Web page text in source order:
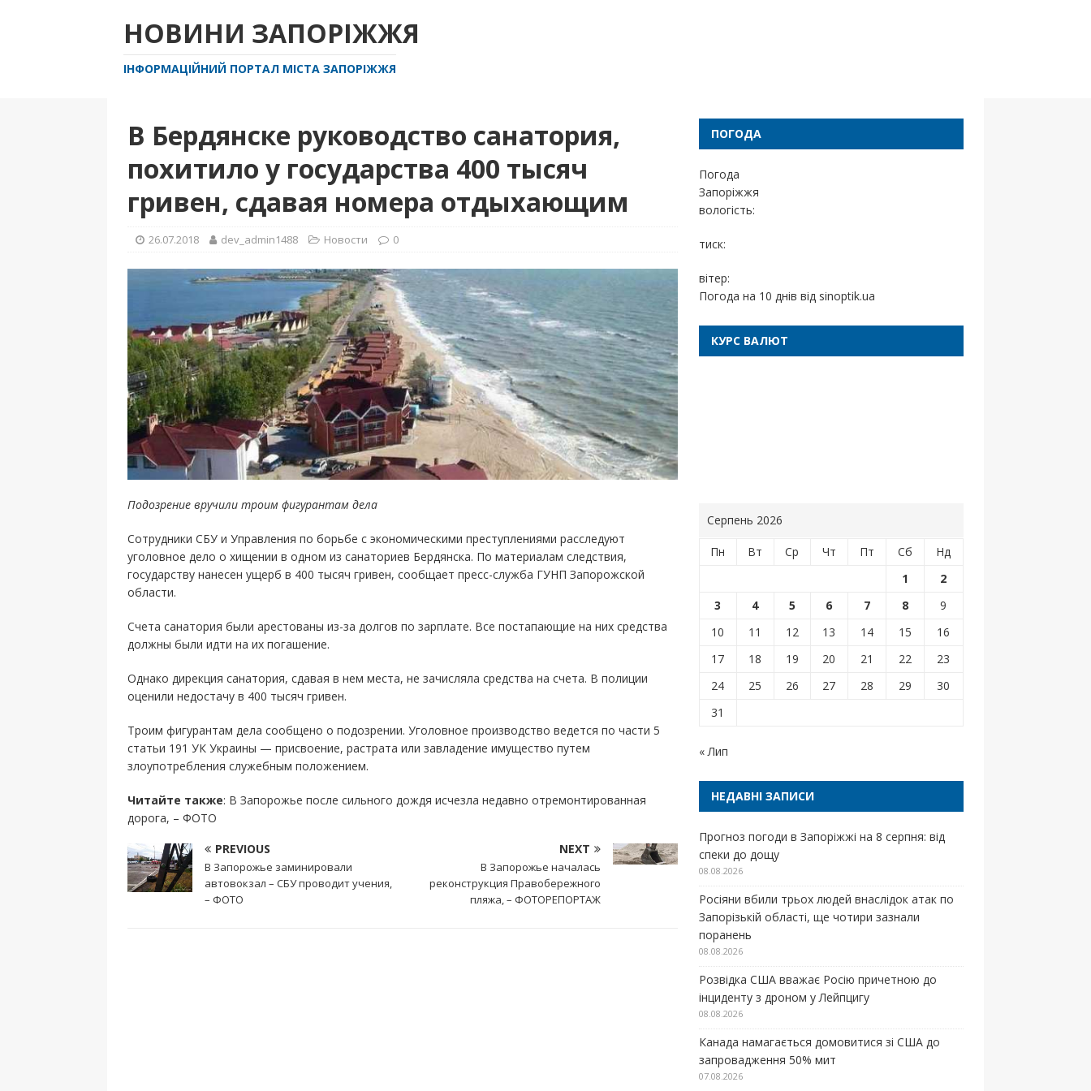
НОВИНИ ЗАПОРІЖЖЯ
ІНФОРМАЦІЙНИЙ ПОРТАЛ МІСТА ЗАПОРІЖЖЯ
В Бердянске руководство санатория,
похитило у государства 400 тысяч
гривен, сдавая номера отдыхающим
26.07.2018 dev_admin1488 Новости 0
Подозрение вручили троим фигурантам дела
Сотрудники СБУ и Управления по борьбе с экономическими преступлениями расследуют
уголовное дело о хищении в одном из санаториев Бердянска. По материалам следствия,
государству нанесен ущерб в 400 тысяч гривен, сообщает пресс-служба ГУНП Запорожской
области.
Счета санатория были арестованы из-за долгов по зарплате. Все постапающие на них средства
должны были идти на их погашение.
Однако дирекция санатория, сдавая в нем места, не зачисляла средства на счета. В полиции
оценили недостачу в 400 тысяч гривен.
Троим фигурантам дела сообщено о подозрении. Уголовное производство ведется по части 5
статьи 191 УК Украины — присвоение, растрата или завладение имущество путем
злоупотребления служебным положением.
Читайте также: В Запорожье после сильного дождя исчезла недавно отремонтированная
дорога, – ФОТО
PREVIOUS
В Запорожье заминировали
автовокзал – СБУ проводит учения,
– ФОТО
NEXT
В Запорожье началась
реконструкция Правобережного
пляжа, – ФОТОРЕПОРТАЖ
ПОГОДА
Погода
Запоріжжя
вологість:
тиск:
вітер:
Погода на 10 днів від sinoptik.ua
КУРС ВАЛЮТ
Серпень 2026
Пн Вт Ср Чт Пт Сб
Нд
1
2
3
4 5 6 7 8
9
10
11 12 13 14 15
16
17
18 19 20 21 22
23
24
25 26 27 28 29
30
31
« Лип
НЕДАВНІ ЗАПИСИ
Прогноз погоди в Запоріжжі на 8 серпня: від
спеки до дощу
08.08.2026
Росіяни вбили трьох людей внаслідок атак по
Запорізькій області, ще чотири зазнали
поранень
08.08.2026
Розвідка США вважає Росію причетною до
інциденту з дроном у Лейпцигу
08.08.2026
Канада намагається домовитися зі США до
запровадження 50% мит
07.08.2026